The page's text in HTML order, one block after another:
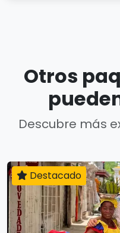
Otros
Descubre más
Destacado